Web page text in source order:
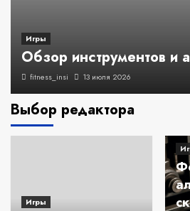
Игры
Обзор инструментов и
fitness_insi 13 июля 2026
Выбор редактора
Игры